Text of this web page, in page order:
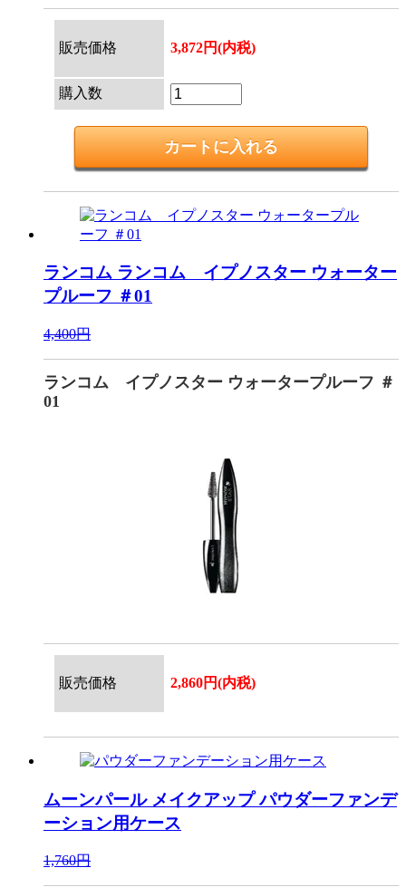
販売価格 3,872円(内税)
購入数
ランコム ランコム イプノスター ウォーター
プルーフ ＃01
4,400円
ランコム イプノスター ウォータープルーフ ＃
01
販売価格 2,860円(内税)
ムーンパール メイクアップ パウダーファンデ
ーション用ケース
1,760円